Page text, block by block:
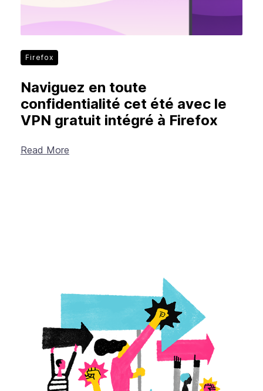
Firefox
Naviguez en toute
confidentialité cet été avec le
VPN gratuit intégré à Firefox
Read More